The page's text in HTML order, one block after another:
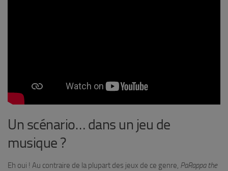
Un scénario… dans un jeu de
musique ?
Eh oui ! Au contraire de la plupart des jeux de ce genre, PaRappa the